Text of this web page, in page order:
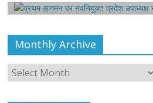
Monthly Archive
Monthly
Archive